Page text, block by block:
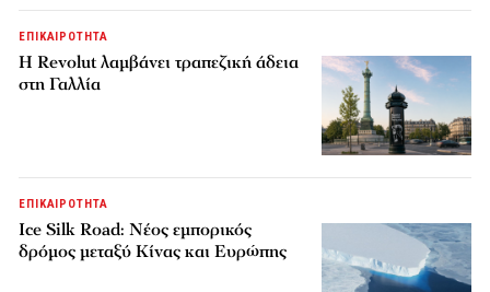
ΕΠΙΚΑΙΡΟΤΗΤΑ
Η Revolut λαμβάνει τραπεζική άδεια
στη Γαλλία
ΕΠΙΚΑΙΡΟΤΗΤΑ
Ice Silk Road: Nέος εμπορικός
δρόμος μεταξύ Κίνας και Ευρώπης